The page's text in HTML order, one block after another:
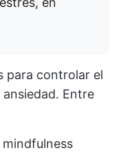
para controlar el
Entre